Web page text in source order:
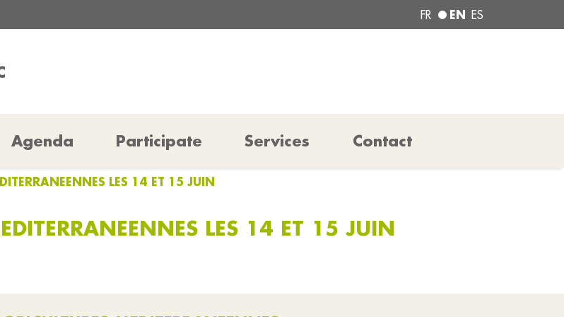
FR EN ES
Agenda Participate Services Contact
LES 14 ET 15 JUIN
LES 14 ET 15 JUIN